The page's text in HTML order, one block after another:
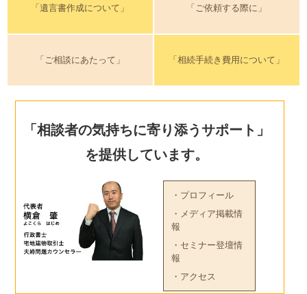
「遺言書作成について」 「ご依頼する際に」
「ご相談にあたって」 「相続手続き費用について」
「相談者の気持ちに寄り添うサポート」
を提供しています。
・プロフィール
・メディア掲載情
報
・セミナー登壇情
報
・アクセス